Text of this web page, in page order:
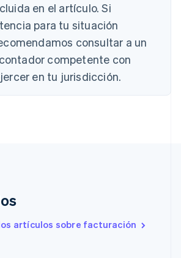
en el artículo. Si
para tu situación
consultar a un
competente con
en tu jurisdicción.
artículos sobre facturación